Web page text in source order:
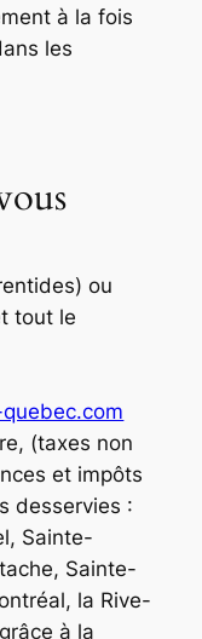
à la fois
les
ou
tout le
(taxes non
et impôts
desservies :
Sainte-
Sainte-
la Rive-
à la